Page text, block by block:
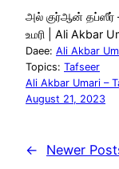
அல் குர்ஆன் தப்ஸீர்
உமரி | Ali Akbar
Daee: Ali Akbar
Topics: Tafseer
Ali Akbar Umari –
August 21, 2023
← Newer